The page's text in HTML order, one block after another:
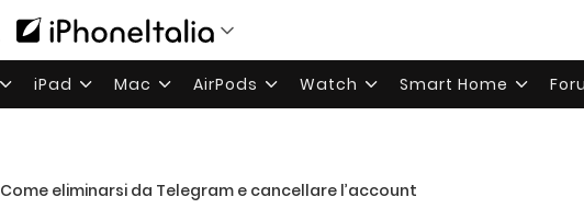
iPad Mac AirPods Watch Smart Home
Come eliminarsi da Telegram e cancellare l’account